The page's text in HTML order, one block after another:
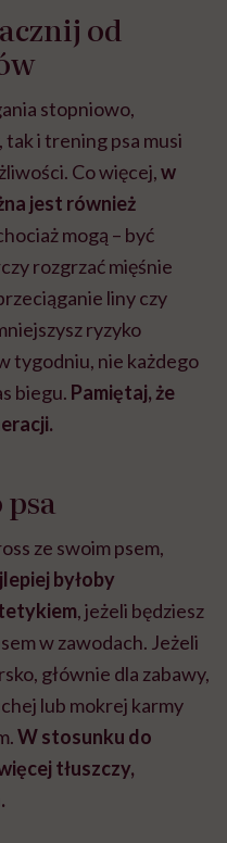
od
stopniowo,
i trening psa musi
Co więcej,w
jest również
mogą – być
rozgrzać mięśnie
liny czy
ryzyko
tygodniu, nie każdego
biegu. Pamiętaj, że
ze swoim psem,
byłoby
, jeżeli będziesz
w zawodach. Jeżeli
głównie dla zabawy,
lub mokrej karmy
W stosunku do
tłuszczy,